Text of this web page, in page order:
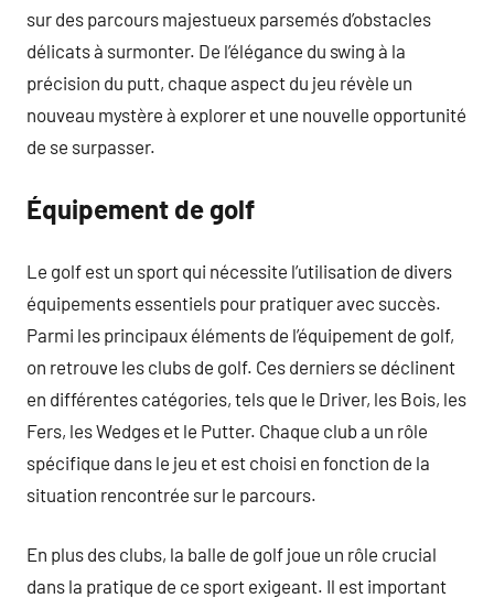
sur des parcours majestueux parsemés d’obstacles
délicats à surmonter. De l’élégance du swing à la
précision du putt, chaque aspect du jeu révèle un
nouveau mystère à explorer et une nouvelle opportunité
de se surpasser.
Équipement de golf
Le golf est un sport qui nécessite l’utilisation de divers
équipements essentiels pour pratiquer avec succès.
Parmi les principaux éléments de l’équipement de golf,
on retrouve les clubs de golf. Ces derniers se déclinent
en différentes catégories, tels que le Driver, les Bois, les
Fers, les Wedges et le Putter. Chaque club a un rôle
spécifique dans le jeu et est choisi en fonction de la
situation rencontrée sur le parcours.
En plus des clubs, la balle de golf joue un rôle crucial
dans la pratique de ce sport exigeant. Il est important